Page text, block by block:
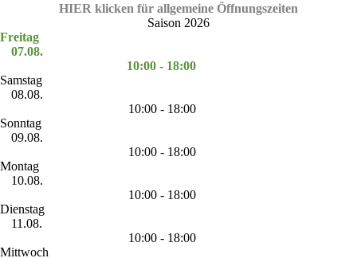
HIER klicken für allgemeine Öffnungszeiten
Saison 2026
Freitag
07.08.
10:00 - 18:00
Samstag
08.08.
10:00 - 18:00
Sonntag
09.08.
10:00 - 18:00
Montag
10.08.
10:00 - 18:00
Dienstag
11.08.
10:00 - 18:00
Mittwoch